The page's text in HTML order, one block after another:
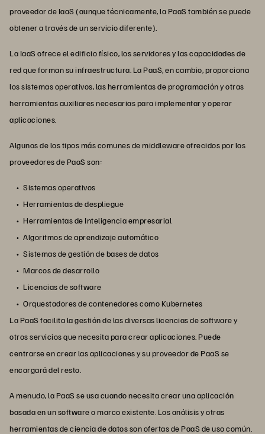
proveedor de IaaS (aunque técnicamente, la PaaS también se puede
obtener a través de un servicio diferente).
La IaaS ofrece el edificio físico, los servidores y las capacidades de
red que forman su infraestructura. La PaaS, en cambio, proporciona
los sistemas operativos, las herramientas de programación y otras
herramientas auxiliares necesarias para implementar y operar
aplicaciones.
Algunos de los tipos más comunes de middleware ofrecidos por los
proveedores de PaaS son:
Sistemas operativos
Herramientas de despliegue
Herramientas de Inteligencia empresarial
Algoritmos de aprendizaje automático
Sistemas de gestión de bases de datos
Marcos de desarrollo
Licencias de software
Orquestadores de contenedores como Kubernetes
La PaaS facilita la gestión de las diversas licencias de software y
otros servicios que necesita para crear aplicaciones. Puede
centrarse en crear las aplicaciones y su proveedor de PaaS se
encargará del resto.
A menudo, la PaaS se usa cuando necesita crear una aplicación
basada en un software o marco existente. Los análisis y otras
herramientas de ciencia de datos son ofertas de PaaS de uso común.